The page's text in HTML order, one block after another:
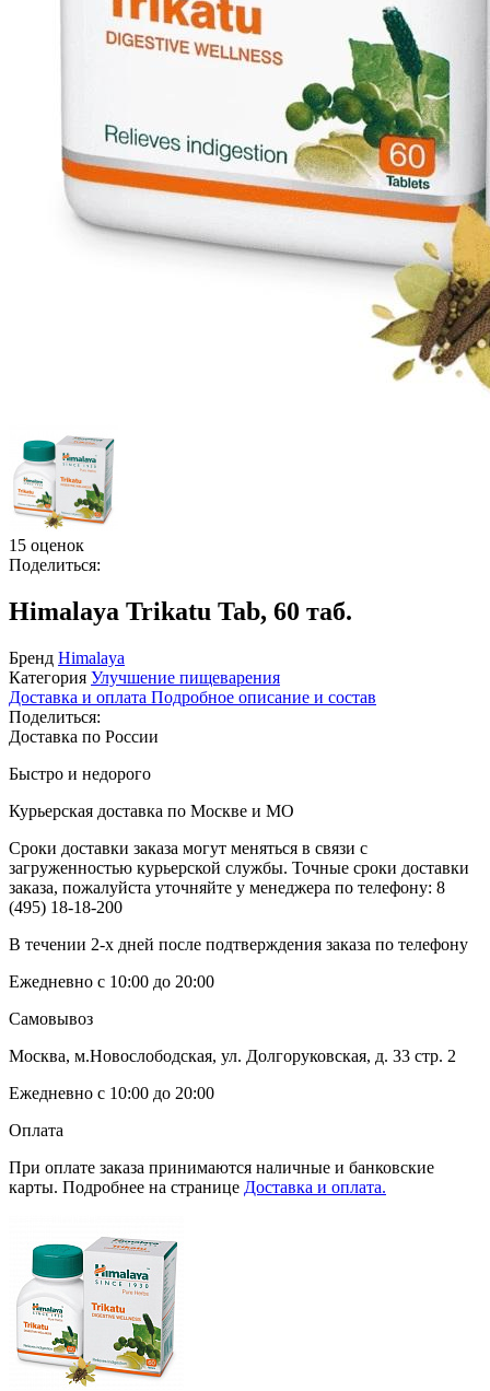
15 оценок
Поделиться:
Himalaya Trikatu Tab, 60 таб.
Бренд Himalaya
Категория Улучшение пищеварения
Доставка и оплата Подробное описание и состав
Поделиться:
Доставка по России
Быстро и недорого
Курьерская доставка по Москве и МО
Сроки доставки заказа могут меняться в связи с
загруженностью курьерской службы. Точные сроки доставки
заказа, пожалуйста уточняйте у менеджера по телефону: 8
(495) 18-18-200
В течении 2-х дней после подтверждения заказа по телефону
Ежедневно с 10:00 до 20:00
Самовывоз
Москва, м.Новослободская, ул. Долгоруковская, д. 33 стр. 2
Ежедневно с 10:00 до 20:00
Оплата
При оплате заказа принимаются наличные и банковские
карты. Подробнее на странице Доставка и оплата.